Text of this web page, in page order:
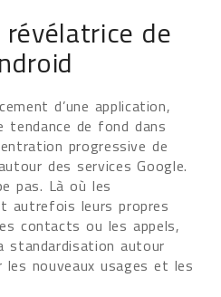
de
d’une application,
de fond dans
progressive de
des services Google.
pas. Là où les
autrefois leurs propres
contacts ou les appels,
standardisation autour
les nouveaux usages et les